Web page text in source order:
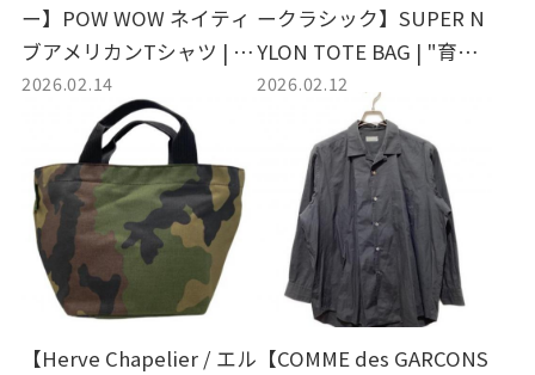
ー】POW WOW ネイティ
ブアメリカンTシャツ | 90
sムード漂う、オールドス
ケートの魂
2026.02.14
ークラシック】SUPER N
YLON TOTE BAG | "育て
るナイロン"という、究極
のヴィンテージ感
2026.02.12
【Herve Chapelier / エル 【COMME des GARCONS